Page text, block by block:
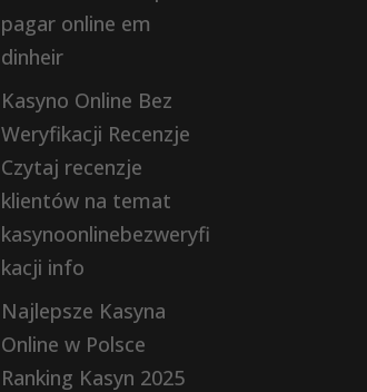
pagar online em
dinheir
Kasyno Online Bez
Weryfikacji Recenzje
Czytaj recenzje
klientów na temat
kasynoonlinebezweryfi
kacji info
Najlepsze Kasyna
Online w Polsce
Ranking Kasyn 2025